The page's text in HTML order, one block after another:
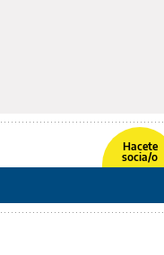
Hacete
socia/o